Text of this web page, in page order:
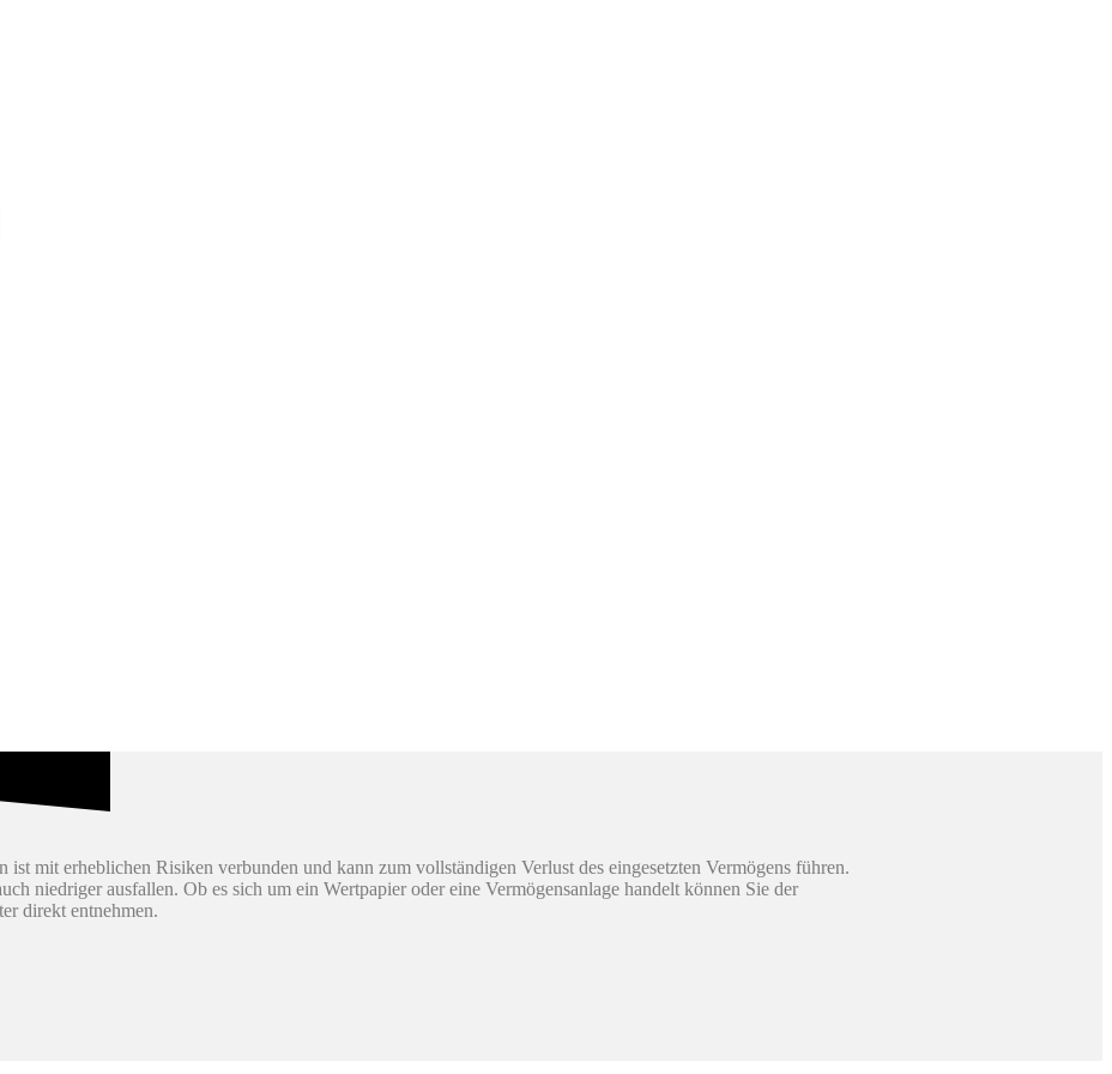
mit erheblichen Risiken verbunden und kann zum vollständigen Verlust des eingesetzten Vermögens führen.
niedriger ausfallen. Ob es sich um ein Wertpapier oder eine Vermögensanlage handelt können Sie der
direkt entnehmen.